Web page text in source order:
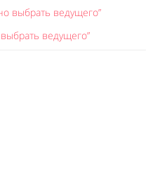
ведущего”